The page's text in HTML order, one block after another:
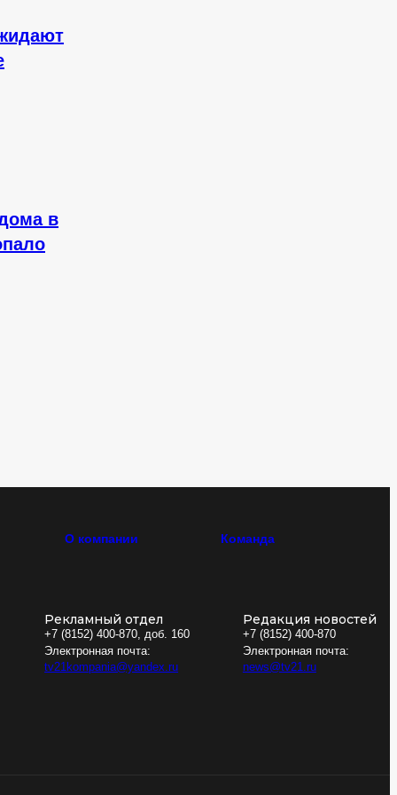
в
О компании
Команда
Рекламный отдел
+7 (8152) 400-870, доб. 160
Электронная почта:
tv21kompania@yandex.ru
Редакция новостей
+7 (8152) 400-870
Электронная почта:
news@tv21.ru